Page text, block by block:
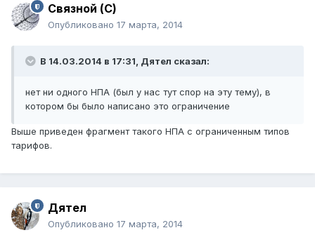
Связной (С)
Опубликовано 17 марта, 2014
В 14.03.2014 в 17:31, Дятел сказал:
нет ни одного НПА (был у нас тут спор на эту тему), в
котором бы было написано это ограничение
Выше приведен фрагмент такого НПА с ограниченным типов
тарифов.
Дятел
Опубликовано 17 марта, 2014